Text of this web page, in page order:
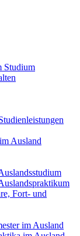
Studium
Ausland
Fort- und
im Ausland